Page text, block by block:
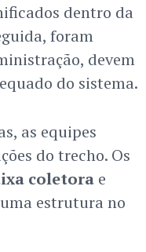
dentro da
foram
devem
do sistema.
as equipes
do trecho. Os
coletorae
estrutura no